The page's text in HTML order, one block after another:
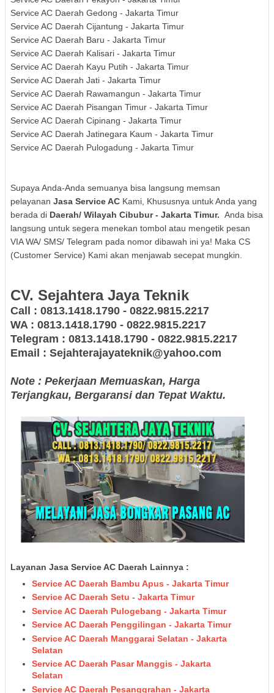
Service AC Daerah Gedong - Jakarta Timur
Service AC Daerah Cijantung - Jakarta Timur
Service AC Daerah Baru - Jakarta Timur
Service AC Daerah Kalisari - Jakarta Timur
Service AC Daerah Kayu Putih - Jakarta Timur
Service AC Daerah Jati - Jakarta Timur
Service AC Daerah Rawamangun - Jakarta Timur
Service AC Daerah Pisangan Timur - Jakarta Timur
Service AC Daerah Cipinang - Jakarta Timur
Service AC Daerah Jatinegara Kaum - Jakarta Timur
Service AC Daerah Pulogadung - Jakarta Timur
Supaya Anda-Anda semuanya bisa langsung memsan
pelayanan Jasa Service AC Kami, Khususnya untuk Anda yang
berada di Daerah/ Wilayah Cibubur - Jakarta Timur. Anda bisa
langsung untuk segera menekan tombol atau mengetik pesan
VIA WA/ SMS/ Telegram pada nomor dibawah ini ya! Maka CS
(Customer Service) Kami akan menjawab secepat mungkin.
CV. Sejahtera Jaya Teknik
Call : 0813.1418.1790 - 0822.9815.2217
WA : 0813.1418.1790 - 0822.9815.2217
Telegram : 0813.1418.1790 - 0822.9815.2217
Email : Sejahterajayateknik@yahoo.com
Note : Pekerjaan Memuaskan, Harga
Terjangkau, Bergaransi dan Tepat Waktu.
Layanan Jasa Service AC Daerah Lainnya :
Service AC Daerah Bambu Apus - Jakarta Timur
Service AC Daerah Setu - Jakarta Timur
Service AC Daerah Pulogebang - Jakarta Timur
Service AC Daerah Penggilingan - Jakarta Timur
Service AC Daerah Manggarai Selatan - Jakarta
Selatan
Service AC Daerah Pasar Manggis - Jakarta
Selatan
Service AC Daerah Pesanggrahan - Jakarta